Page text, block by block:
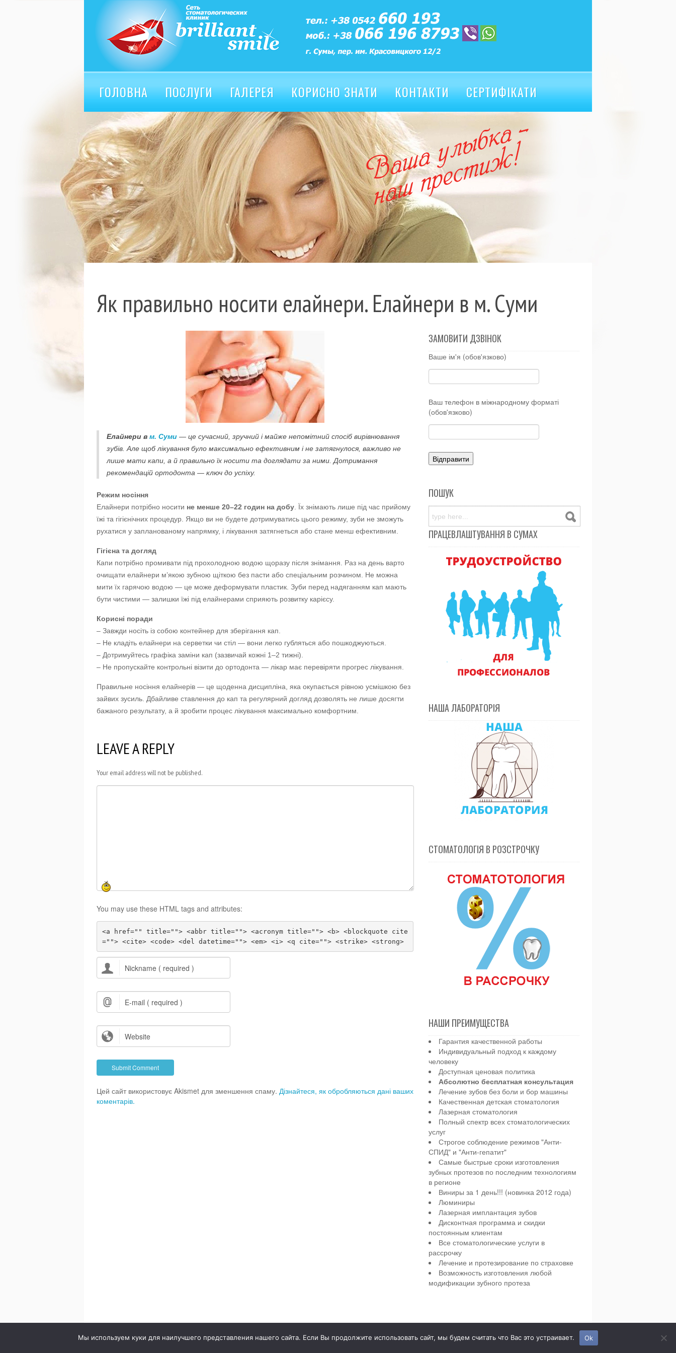
ГОЛОВНА ПОСЛУГИ ГАЛЕРЕЯ КОРИСНО ЗНАТИ КОНТАКТИ
СЕРТИФІКАТИ
ВІДГУКИ
Як правильно носити елайнери. Елайнери в м. Суми
Елайнери в м. Суми — це сучасний, зручний і майже непомітний спосіб вирівнювання
зубів. Але щоб лікування було максимально ефективним і не затягнулося, важливо не
лише мати капи, а й правильно їх носити та доглядати за ними. Дотримання
рекомендацій ортодонта — ключ до успіху.
Режим носіння
Елайнери потрібно носити не менше 20–22 годин на добу . Їх знімають лише під час прийому
їжі та гігієнічних процедур. Якщо ви не будете дотримуватись цього режиму, зуби не зможуть
рухатися у запланованому напрямку, і лікування затягнеться або стане менш ефективним.
Гігієна та догляд
Капи потрібно промивати під прохолодною водою щоразу після знімання. Раз на день варто
очищати елайнери м’якою зубною щіткою без пасти або спеціальним розчином. Не можна
мити їх гарячою водою — це може деформувати пластик. Зуби перед надяганням кап мають
бути чистими — залишки їжі під елайнерами сприяють розвитку карієсу.
Корисні поради
– Завжди носіть із собою контейнер для зберігання кап.
– Не кладіть елайнери на серветки чи стіл — вони легко губляться або пошкоджуються.
– Дотримуйтесь графіка заміни кап (зазвичай кожні 1–2 тижні).
– Не пропускайте контрольні візити до ортодонта — лікар має перевіряти прогрес лікування.
Правильне носіння елайнерів — це щоденна дисципліна, яка окупається рівною усмішкою без
зайвих зусиль. Дбайливе ставлення до кап та регулярний догляд дозволять не лише досягти
бажаного результату, а й зробити процес лікування максимально комфортним.
LEAVE A REPLY
Your email address will not be published.
You may use these HTML tags and attributes:
<a href="" title=""> <abbr title=""> <acronym title=""> <b> <blockquote cite
=""> <cite> <code> <del datetime=""> <em> <i> <q cite=""> <strike> <strong>
Цей сайт використовує Akismet для зменшення спаму. Дізнайтеся, як обробляються дані ваших
коментарів.
ЗАМОВИТИ ДЗВІНОК
Ваше ім'я (обов'язково)
Ваш телефон в міжнародному форматі
(обов'язково)
ПОШУК
ПРАЦЕВЛАШТУВАННЯ В СУМАХ
НАША ЛАБОРАТОРІЯ
СТОМАТОЛОГІЯ В РОЗСТРОЧКУ
НАШИ ПРЕИМУЩЕСТВА
Гарантия качественной работы
Индивидуальный подход к каждому
человеку
Доступная ценовая политика
Абсолютно бесплатная консультация
Лечение зубов без боли и бор машины
Качественная детская стоматология
Лазерная стоматология
Полный спектр всех стоматологических
услуг
Строгое соблюдение режимов "Анти-
СПИД" и "Анти-гепатит"
Самые быстрые сроки изготовления
зубных протезов по последним технологиям
в регионе
Виниры за 1 день!!! (новинка 2012 года)
Люминиры
Лазерная имплантация зубов
Дисконтная программа и скидки
постоянным клиентам
Все стоматологические услуги в
рассрочку
Лечение и протезирование по страховке
Возможность изготовления любой
модификации зубного протеза
Детская и взрослая стоматология в городе Сумы.
Мы используем куки для наилучшего представления нашего сайта. Если Вы продолжите использовать сайт, мы будем считать что Вас это устраивает. Ok